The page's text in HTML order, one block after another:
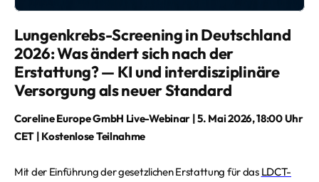
Lungenkrebs-Screening in Deutschland
2026: Was ändert sich nach der
Erstattung? — KI und interdisziplinäre
Versorgung als neuer Standard
Coreline Europe GmbH Live-Webinar | 5. Mai 2026, 18:00 Uhr
CET | Kostenlose Teilnahme
Mit der Einführung der gesetzlichen Erstattung für das LDCT-